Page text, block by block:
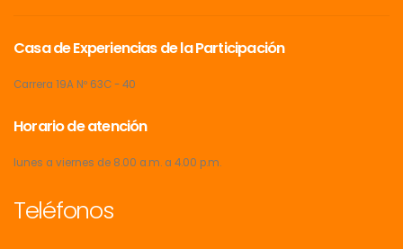
Casa de Experiencias de la Participación
Carrera 19A Nº 63C - 40
Horario de atención
lunes a viernes de 8.00 a.m. a 4.00 p.m.
Teléfonos